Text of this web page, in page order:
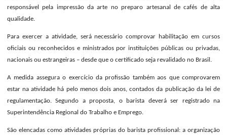
responsável pela impressão da arte no preparo artesanal de cafés de alta
qualidade.
Para exercer a atividade, será necessário comprovar habilitação em cursos
oficiais ou reconhecidos e ministrados por instituições públicas ou privadas,
nacionais ou estrangeiras – desde que o certificado seja revalidado no Brasil.
A medida assegura o exercício da profissão também aos que comprovarem
estar na atividade há pelo menos dois anos, contados da publicação da lei de
regulamentação. Segundo a proposta, o barista deverá ser registrado na
Superintendência Regional do Trabalho e Emprego.
São elencadas como atividades próprias do barista profissional: a organização